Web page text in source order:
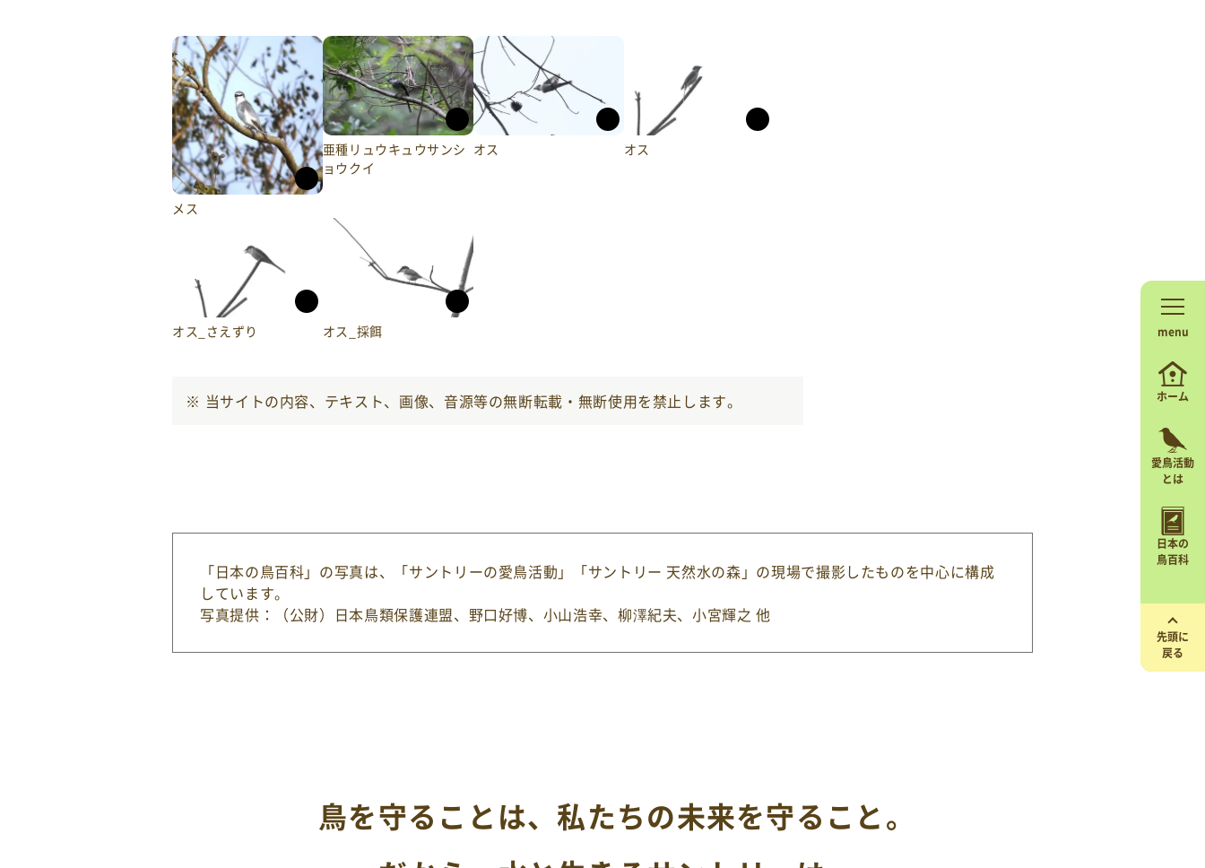
menu
ホーム
愛鳥活動
とは
日本の
鳥百科
先頭に
戻る
メス
亜種リュウキュウサンシ
ョウクイ
オス オス
オス_さえずり オス_採餌
当サイトの内容、テキスト、画像、音源等の無断転載・無断使用を禁止します。
「日本の鳥百科」の写真は、「サントリーの愛鳥活動」「サントリー 天然水の森」の現場で撮影したものを中心に構成
しています。
写真提供：（公財）日本鳥類保護連盟、野口好博、小山浩幸、柳澤紀夫、小宮輝之 他
鳥を守ることは、 私たちの未来を守ること。